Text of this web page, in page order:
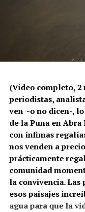
Proyecto Litio: el
cuando el agua
Esos eslabones
comunidades, la
del agua en la zona.
Litio está
crónicas y
desdelavaca.org y
Un proyecto del
compartiendo.
El video de 3,50
(Video completo, 2
periodistas,
ven -o no dicen-,
de la Puna en Abra
con ínfimas
nos venden a
prácticamente
comunidad
la convivencia. Las
esos paisajes
agua para que la